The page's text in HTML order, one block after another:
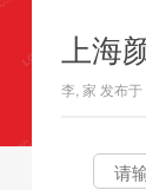
上海
李, 家 发布